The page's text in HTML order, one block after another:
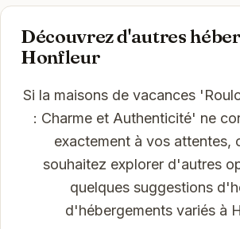
Découvrez d'autres
Honfleur
Si la maisons de vacances
: Charme et Authenticité' ne
exactement à vos attentes,
souhaitez explorer d'autres
quelques suggestions
d'hébergements variés à